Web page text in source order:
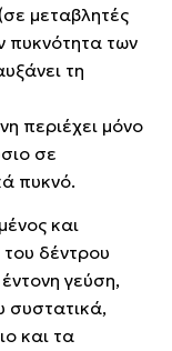
μεταβλητές
πυκνότητα των
τη
περιέχει μόνο
σε
πυκνό.
και
δέντρου
γεύση,
συστατικά,
και τα